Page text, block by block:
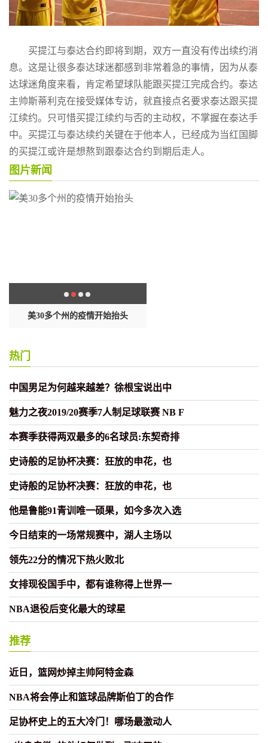
买提江与泰达合约即将到期，双方一直没有传出续约消
息。这是让很多泰达球迷都感到非常着急的事情，因为从泰
达球迷角度来看，肯定希望球队能跟买提江完成合约。泰达
主帅斯蒂利克在接受媒体专访，就直接点名要求泰达跟买提
江续约。只可惜买提江续约与否的主动权，不掌握在泰达手
中。买提江与泰达续约关键在于他本人，已经成为当红国脚
的买提江或许是想熬到跟泰达合约到期后走人。
图片新闻
美30多个州的疫情开始抬头
热门
中国男足为何越来越差？徐根宝说出中
魅力之夜2019/20赛季7人制足球联赛 NB F
本赛季获得两双最多的6名球员:东契奇排
史诗般的足协杯决赛：狂放的申花，也
史诗般的足协杯决赛：狂放的申花，也
他是鲁能91青训唯一硕果，如今多次入选
今日结束的一场常规赛中，湖人主场以
领先22分的情况下热火败北
女排现役国手中，都有谁称得上世界一
NBA退役后变化最大的球星
推荐
近日，篮网炒掉主帅阿特金森
NBA将会停止和篮球品牌斯伯丁的合作
足协杯史上的五大冷门！哪场最激动人